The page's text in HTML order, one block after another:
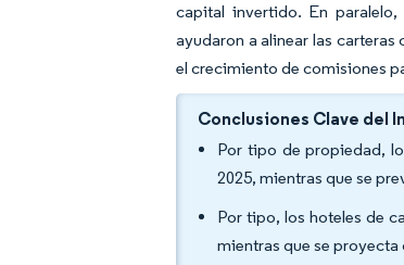
capital invertido. En
ayudaron a alinear las
el crecimiento de comisiones
Conclusiones Clave del
Por tipo de propiedad,
2025, mientras que se
Por tipo, los hoteles de
mientras que se proyecta